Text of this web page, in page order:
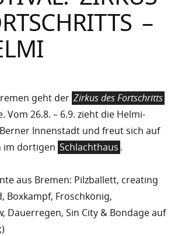
–
geht der Zirkus des Fortschritts
Vom 26.8. – 6.9. zieht die Helmi-
Innenstadt und freut sich auf
im dortigen Schlachthaus .
aus Bremen: Pilzballett, creating
Boxkampf, Froschkönig,
Dauerregen, Sin City & Bondage auf